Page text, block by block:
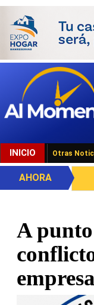
INICIO Otras
AHORA
A